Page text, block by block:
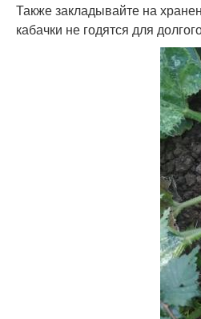
Также закладывайте на
кабачки не годятся для